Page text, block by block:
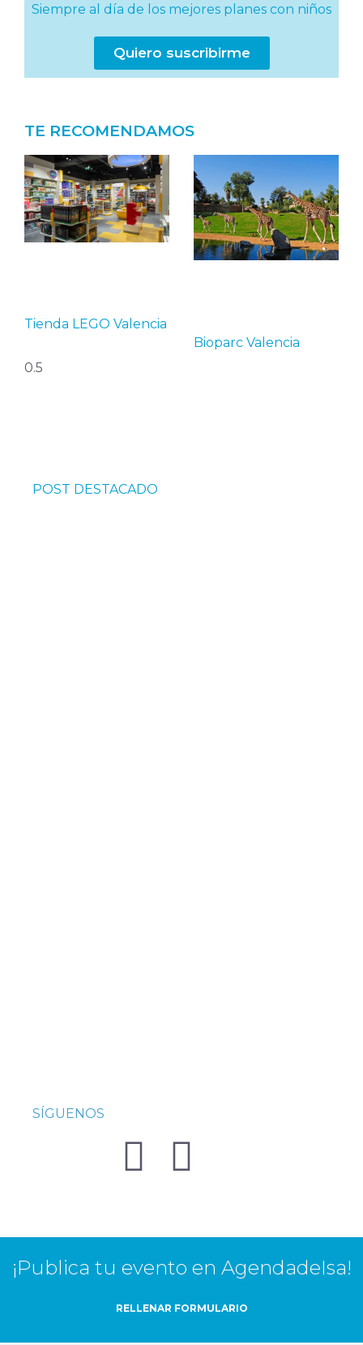
Siempre al día de los mejores planes con niños
Quiero suscribirme
TE RECOMENDAMOS
Tienda LEGO Valencia
Bioparc Valencia
POST DESTACADO
SÍGUENOS
¡Publica tu evento en AgendadeIsa!
RELLENAR FORMULARIO